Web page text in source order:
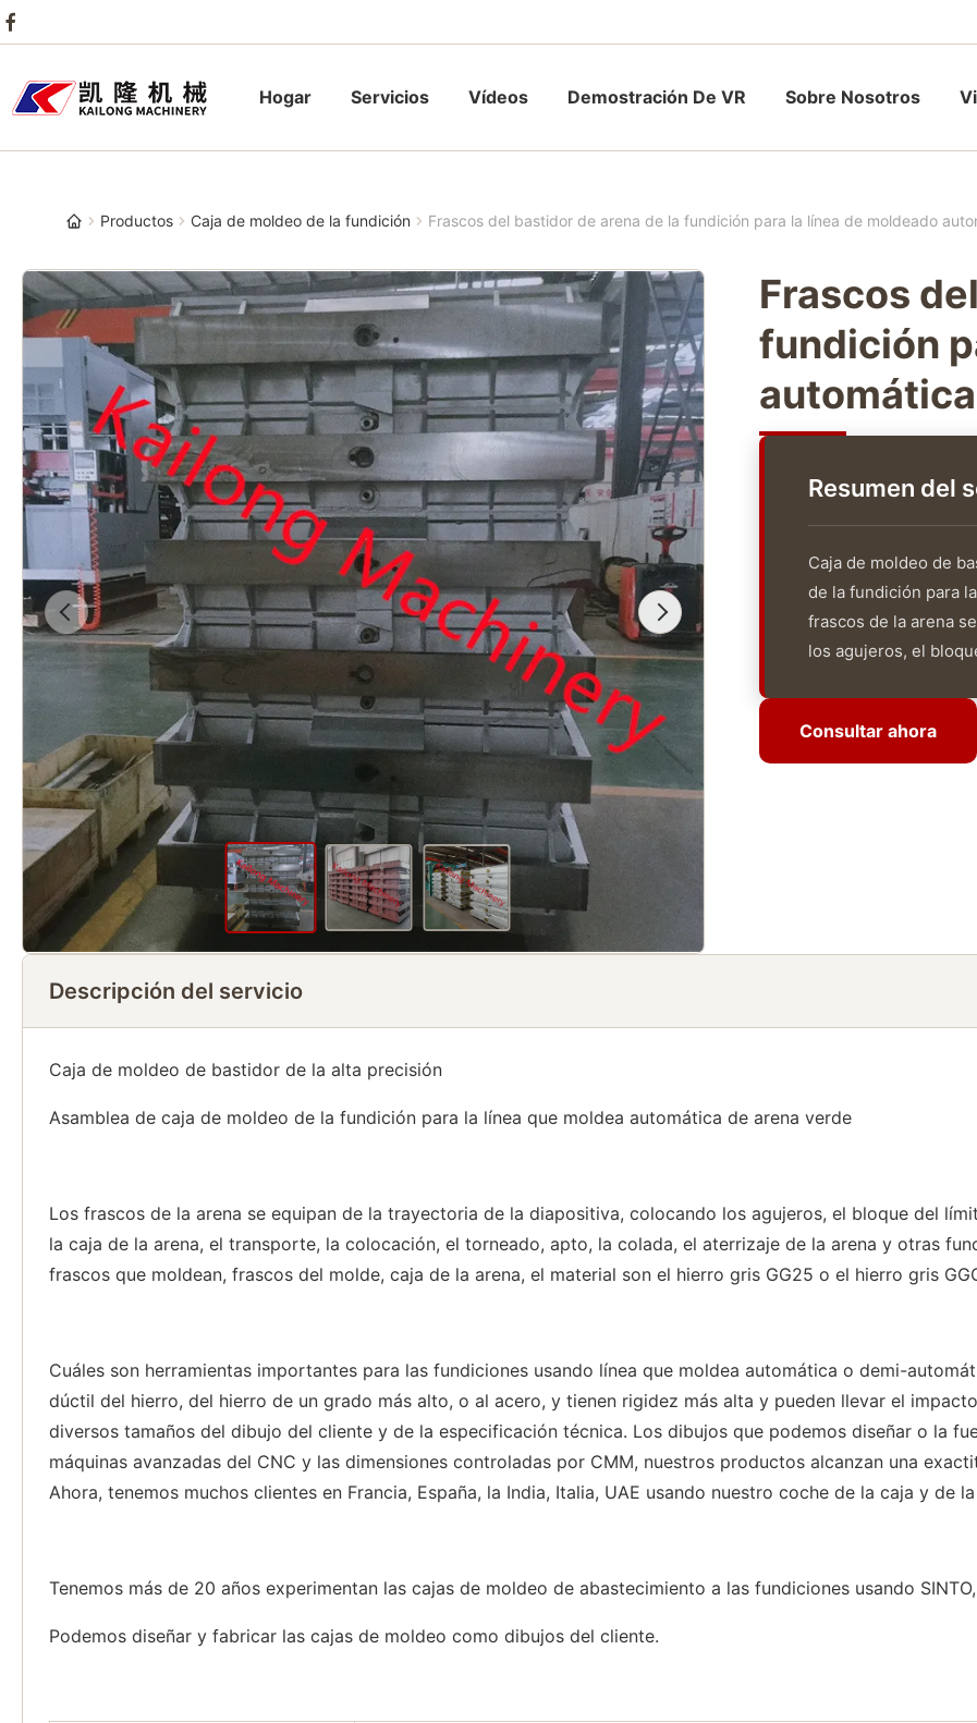
Hogar Servicios Vídeos Demostración De VR Sobre Nosotros
Productos Caja de moldeo de la fundición Frascos del bastidor de arena de la fundición para la línea de moldeado
Frascos
fundición
Resumen del
Caja de moldeo de
de la fundición para
frascos de la arena
los agujeros, el
Consultar ahora
Consultar ahora
Descripción del servicio
Caja de moldeo de bastidor de la alta precisión
Asamblea de caja de moldeo de la fundición para la línea que moldea automática de arena verde
Los frascos de la arena se equipan de la trayectoria de la diapositiva, colocando los agujeros, el bloque del
la caja de la arena, el transporte, la colocación, el torneado, apto, la colada, el aterrizaje de la arena y otras
frascos que moldean, frascos del molde, caja de la arena, el material son el hierro gris GG25 o el hierro gris
Cuáles son herramientas importantes para las fundiciones usando línea que moldea automática o demi-
dúctil del hierro, del hierro de un grado más alto, o al acero, y tienen rigidez más alta y pueden llevar el
diversos tamaños del dibujo del cliente y de la especificación técnica. Los dibujos que podemos diseñar o la
máquinas avanzadas del CNC y las dimensiones controladas por CMM, nuestros productos alcanzan una
Ahora, tenemos muchos clientes en Francia, España, la India, Italia, UAE usando nuestro coche de la caja y de
Tenemos más de 20 años experimentan las cajas de moldeo de abastecimiento a las fundiciones usando
Podemos diseñar y fabricar las cajas de moldeo como dibujos del cliente.